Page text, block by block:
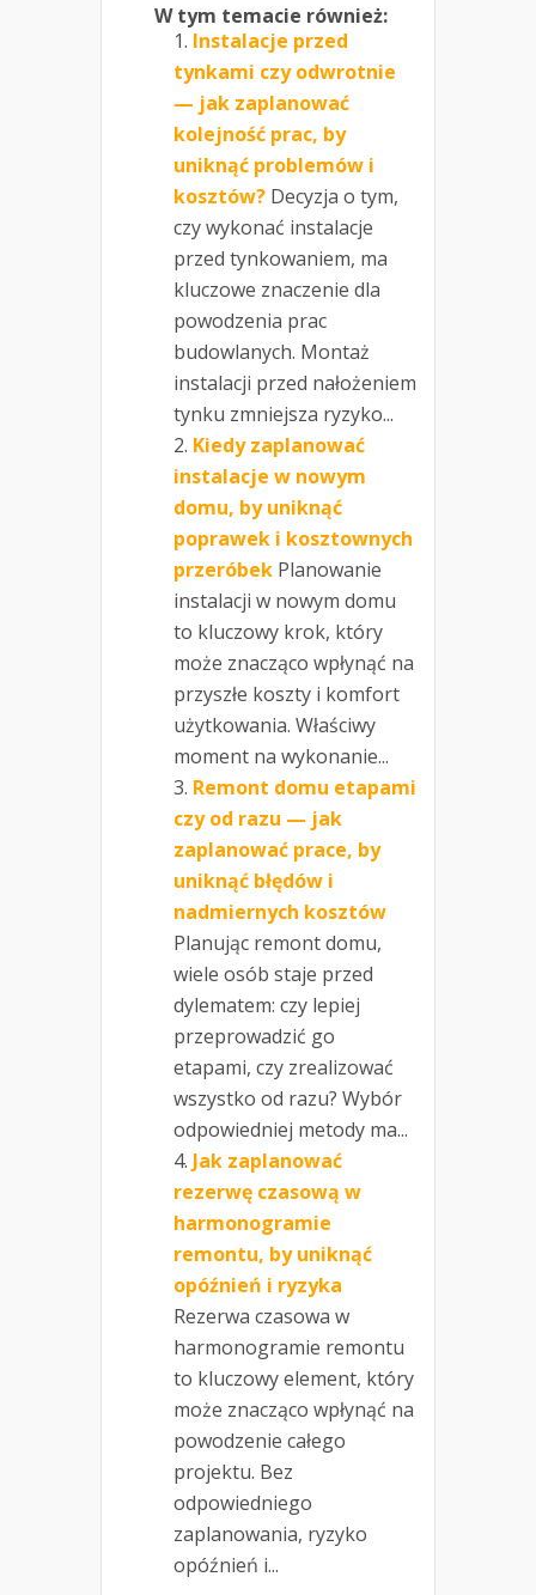
W tym temacie również:
Instalacje przed
tynkami czy odwrotnie
— jak zaplanować
kolejność prac, by
uniknąć problemów i
kosztów? Decyzja o tym,
czy wykonać instalacje
przed tynkowaniem, ma
kluczowe znaczenie dla
powodzenia prac
budowlanych. Montaż
instalacji przed nałożeniem
tynku zmniejsza ryzyko...
Kiedy zaplanować
instalacje w nowym
domu, by uniknąć
poprawek i kosztownych
przeróbek Planowanie
instalacji w nowym domu
to kluczowy krok, który
może znacząco wpłynąć na
przyszłe koszty i komfort
użytkowania. Właściwy
moment na wykonanie...
Remont domu etapami
czy od razu — jak
zaplanować prace, by
uniknąć błędów i
nadmiernych kosztów
Planując remont domu,
wiele osób staje przed
dylematem: czy lepiej
przeprowadzić go
etapami, czy zrealizować
wszystko od razu? Wybór
odpowiedniej metody ma...
Jak zaplanować
rezerwę czasową w
harmonogramie
remontu, by uniknąć
opóźnień i ryzyka
Rezerwa czasowa w
harmonogramie remontu
to kluczowy element, który
może znacząco wpłynąć na
powodzenie całego
projektu. Bez
odpowiedniego
zaplanowania, ryzyko
opóźnień i...